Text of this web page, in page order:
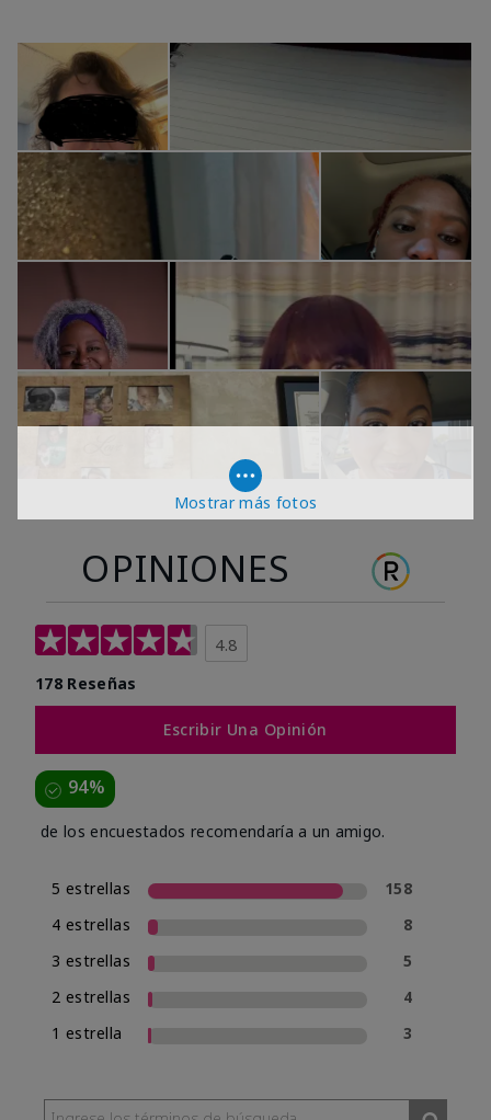
Mostrar más fotos
OPINIONES
4.8
178 Reseñas
Escribir Una Opinión
94%
de los encuestados recomendaría a un amigo.
5 estrellas
158
4 estrellas
8
3 estrellas
5
2 estrellas
4
1 estrella
3